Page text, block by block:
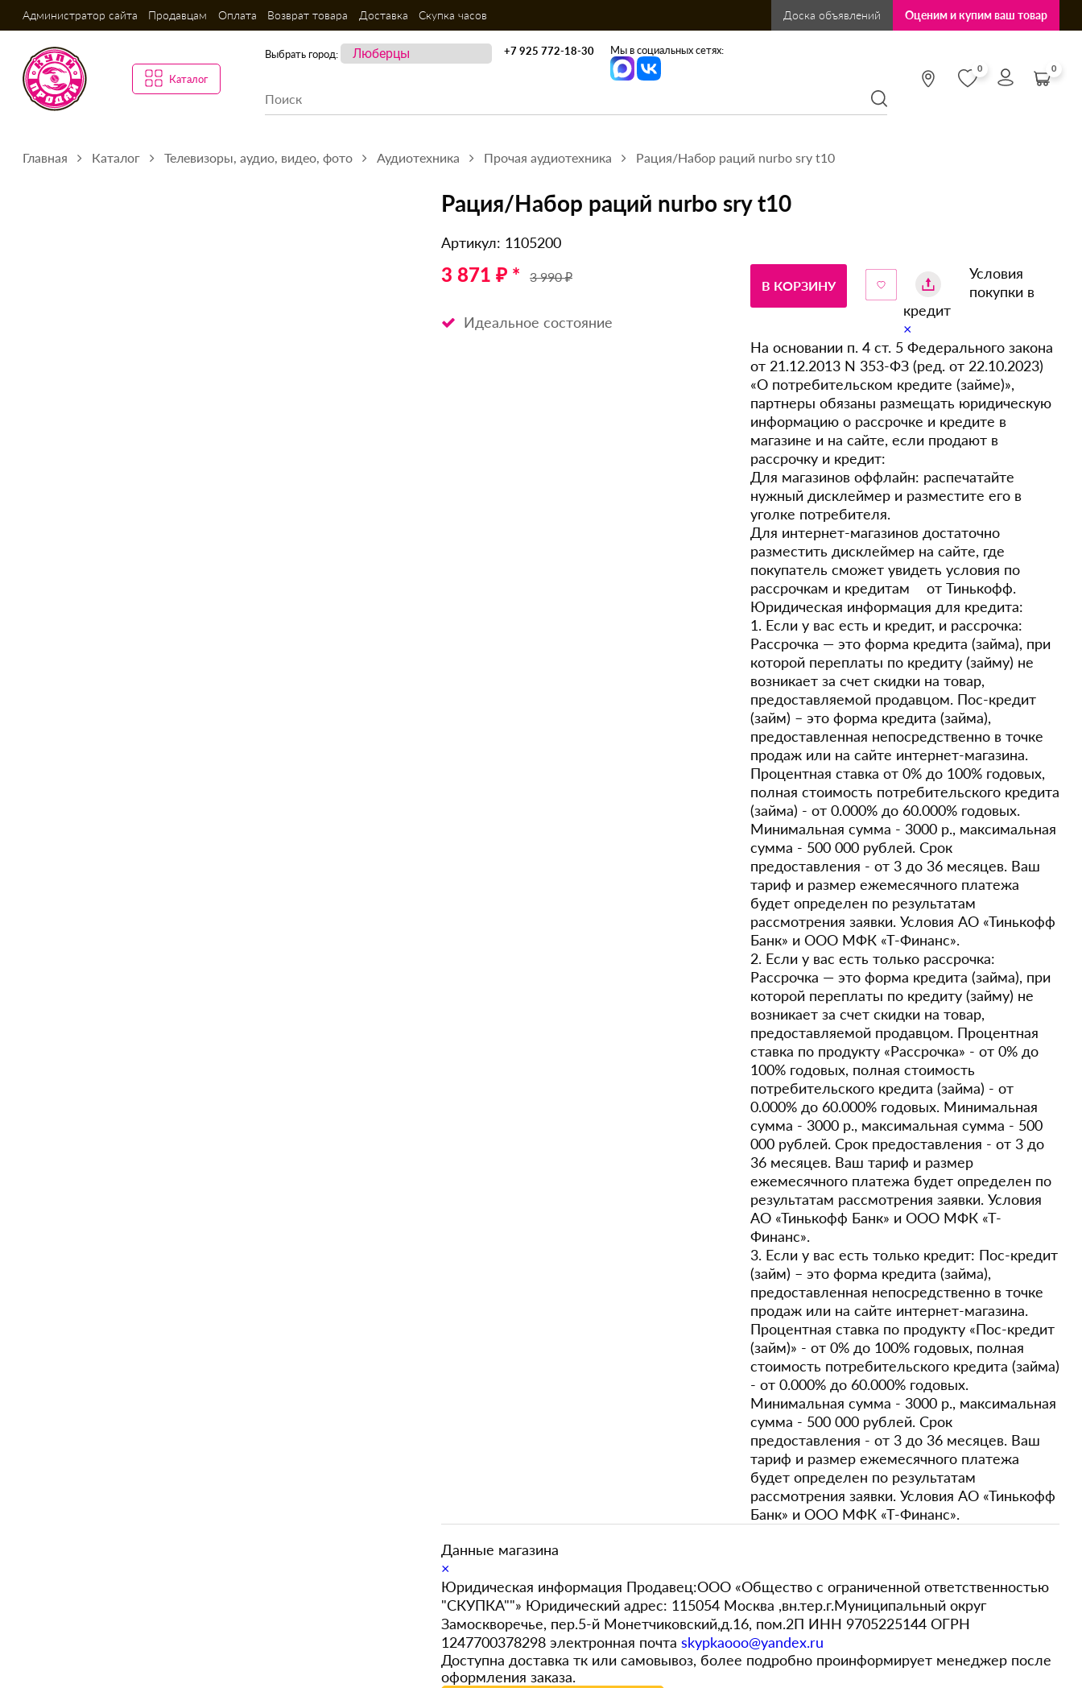
Администратор сайта Продавцам Оплата Возврат товара Доставка Скупка часов Доска объявлений Оценим и купим ваш товар
Каталог
Выбрать город: +7 925 772-18-30 Мы в социальных сетях:
0 0
Главная Каталог Телевизоры, аудио, видео, фото Аудиотехника Прочая аудиотехника Рация/Набор раций nurbo sry t10
Рация/Набор раций nurbo sry t10
Артикул: 1105200
3 871 ₽ * 3 990 ₽
Идеальное состояние
В КОРЗИНУ
Условия
покупки в
кредит
×
На основании п. 4 ст. 5 Федерального закона
от 21.12.2013 N 353-ФЗ (ред. от 22.10.2023)
«О потребительском кредите (займе)»,
партнеры обязаны размещать юридическую
информацию о рассрочке и кредите в
магазине и на сайте, если продают в
рассрочку и кредит:
Для магазинов оффлайн: распечатайте
нужный дисклеймер и разместите его в
уголке потребителя.
Для интернет-магазинов достаточно
разместить дисклеймер на сайте, где
покупатель сможет увидеть условия по
рассрочкам и кредитам от Тинькофф.
Юридическая информация для кредита:
1. Если у вас есть и кредит, и рассрочка:
Рассрочка — это форма кредита (займа), при
которой переплаты по кредиту (займу) не
возникает за счет скидки на товар,
предоставляемой продавцом. Пос-кредит
(займ) – это форма кредита (займа),
предоставленная непосредственно в точке
продаж или на сайте интернет-магазина.
Процентная ставка от 0% до 100% годовых,
полная стоимость потребительского кредита
(займа) - от 0.000% до 60.000% годовых.
Минимальная сумма - 3000 р., максимальная
сумма - 500 000 рублей. Срок
предоставления - от 3 до 36 месяцев. Ваш
тариф и размер ежемесячного платежа
будет определен по результатам
рассмотрения заявки. Условия АО «Тинькофф
Банк» и ООО МФК «Т-Финанс».
2. Если у вас есть только рассрочка:
Рассрочка — это форма кредита (займа), при
которой переплаты по кредиту (займу) не
возникает за счет скидки на товар,
предоставляемой продавцом. Процентная
ставка по продукту «Рассрочка» - от 0% до
100% годовых, полная стоимость
потребительского кредита (займа) - от
0.000% до 60.000% годовых. Минимальная
сумма - 3000 р., максимальная сумма - 500
000 рублей. Срок предоставления - от 3 до
36 месяцев. Ваш тариф и размер
ежемесячного платежа будет определен по
результатам рассмотрения заявки. Условия
АО «Тинькофф Банк» и ООО МФК «Т-
Финанс».
3. Если у вас есть только кредит: Пос-кредит
(займ) – это форма кредита (займа),
предоставленная непосредственно в точке
продаж или на сайте интернет-магазина.
Процентная ставка по продукту «Пос-кредит
(займ)» - от 0% до 100% годовых, полная
стоимость потребительского кредита (займа)
- от 0.000% до 60.000% годовых.
Минимальная сумма - 3000 р., максимальная
сумма - 500 000 рублей. Срок
предоставления - от 3 до 36 месяцев. Ваш
тариф и размер ежемесячного платежа
будет определен по результатам
рассмотрения заявки. Условия АО «Тинькофф
Банк» и ООО МФК «Т-Финанс».
Данные магазина
×
Юридическая информация Продавец:ООО «Общество с ограниченной ответственностью
"СКУПКА""» Юридический адрес: 115054 Москва ,вн.тер.г.Муниципальный округ
Замоскворечье, пер.5-й Монетчиковский,д.16, пом.2П ИНН 9705225144 ОГРН
1247700378298 электронная почта skypkaooo@yandex.ru
Доступна доставка тк или самовывоз, более подробно проинформирует менеджер после
оформления заказа.